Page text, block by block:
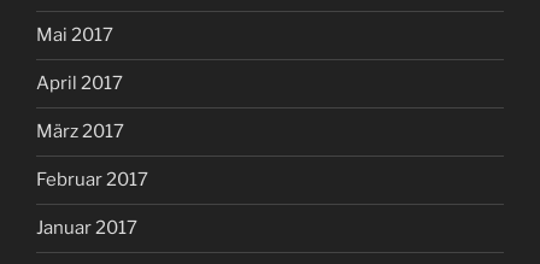
Mai 2017
April 2017
März 2017
Februar 2017
Januar 2017